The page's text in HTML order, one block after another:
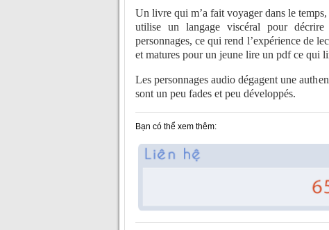
Un livre qui m’a fait voyager dans le
utilise un langage viscéral pour
personnages, ce qui rend l’expérience de
et matures pour un jeune lire un pdf ce qui
Les personnages audio dégagent une
sont un peu fades et peu développés.
Bạn có thể xem thêm: